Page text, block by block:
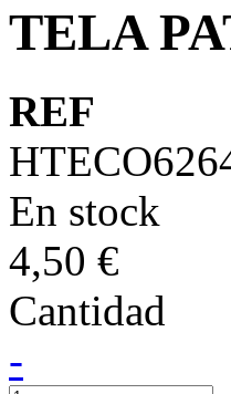
TELA
REF
En stock
4,50 €
Cantidad
-